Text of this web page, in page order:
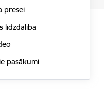
presei
līdzdalība
pasākumi